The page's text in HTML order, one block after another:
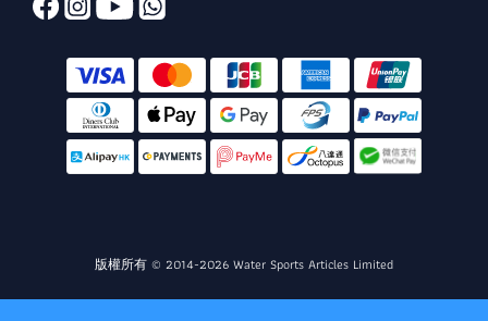
版權所有 © 2014-2026 Water Sports Articles Limited